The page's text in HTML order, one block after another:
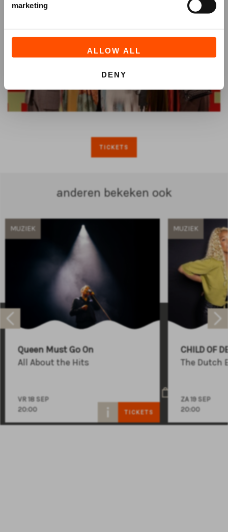
marketing
ALLOW ALL
DENY
TICKETS
anderen bekeken ook
MUZIEK
Queen Must Go On
All About the Hits
VR 18 SEP
20:00
TICKETS
MUZIEK
CHILD OF
The Dutch
ZA 19 SEP
20:00
+31 (0)591 - 850 856
info@atlastheater.nl